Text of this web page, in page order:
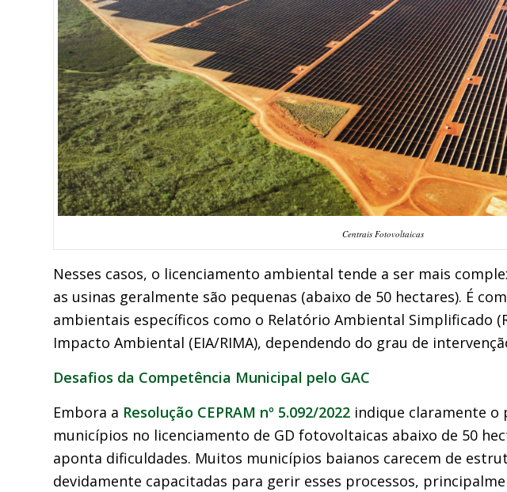
Centrais Fotovoltaicas
Nesses casos, o licenciamento ambiental tende a ser mais
as usinas geralmente são pequenas (abaixo de 50 hectares). É
ambientais específicos como o Relatório Ambiental Simplificado
Impacto Ambiental (EIA/RIMA), dependendo do grau de
Desafios da Competência Municipal pelo GAC
Embora a Resolução CEPRAM nº 5.092/2022 indique claramente o
municípios no licenciamento de GD fotovoltaicas abaixo de 50
aponta dificuldades. Muitos municípios baianos carecem de
devidamente capacitadas para gerir esses processos,